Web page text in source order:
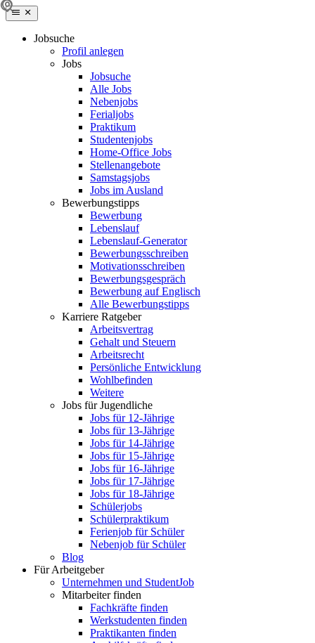
Jobsuche
Profil anlegen
Jobs
Jobsuche
Alle Jobs
Nebenjobs
Ferialjobs
Praktikum
Studentenjobs
Home-Office Jobs
Stellenangebote
Samstagsjobs
Jobs im Ausland
Bewerbungstipps
Bewerbung
Lebenslauf
Lebenslauf-Generator
Bewerbungsschreiben
Motivationsschreiben
Bewerbungsgespräch
Bewerbung auf Englisch
Alle Bewerbungstipps
Karriere Ratgeber
Arbeitsvertrag
Gehalt und Steuern
Arbeitsrecht
Persönliche Entwicklung
Wohlbefinden
Weitere
Jobs für Jugendliche
Jobs für 12-Jährige
Jobs für 13-Jährige
Jobs für 14-Jährige
Jobs für 15-Jährige
Jobs für 16-Jährige
Jobs für 17-Jährige
Jobs für 18-Jährige
Schülerjobs
Schülerpraktikum
Ferienjob für Schüler
Nebenjob für Schüler
Blog
Für Arbeitgeber
Unternehmen und StudentJob
Mitarbeiter finden
Fachkräfte finden
Werkstudenten finden
Praktikanten finden